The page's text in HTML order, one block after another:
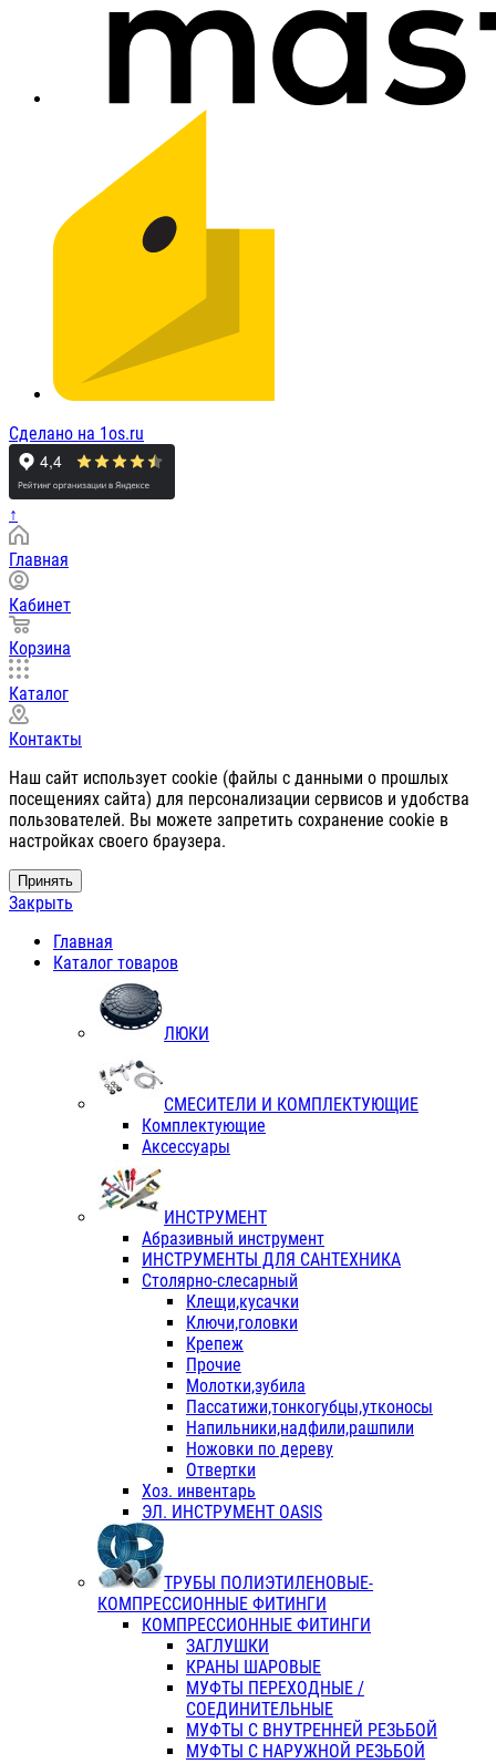
Сделано на 1os.ru
↑
Главная
Кабинет
Корзина
Каталог
Контакты
Наш сайт использует cookie (файлы с данными о прошлых
посещениях сайта) для персонализации сервисов и удобства
пользователей. Вы можете запретить сохранение cookie в
настройках своего браузера.
Принять
Закрыть
Главная
Каталог товаров
ЛЮКИ
СМЕСИТЕЛИ И КОМПЛЕКТУЮЩИЕ
Комплектующие
Аксессуары
ИНСТРУМЕНТ
Абразивный инструмент
ИНСТРУМЕНТЫ ДЛЯ САНТЕХНИКА
Столярно-слесарный
Клещи,кусачки
Ключи,головки
Крепеж
Прочие
Молотки,зубила
Пассатижи,тонкогубцы,утконосы
Напильники,надфили,рашпили
Ножовки по дереву
Отвертки
Хоз. инвентарь
ЭЛ. ИНСТРУМЕНТ OASIS
ТРУБЫ ПОЛИЭТИЛЕНОВЫЕ-
КОМПРЕССИОННЫЕ ФИТИНГИ
КОМПРЕССИОННЫЕ ФИТИНГИ
ЗАГЛУШКИ
КРАНЫ ШАРОВЫЕ
МУФТЫ ПЕРЕХОДНЫЕ /
СОЕДИНИТЕЛЬНЫЕ
МУФТЫ С ВНУТРЕННЕЙ РЕЗЬБОЙ
МУФТЫ С НАРУЖНОЙ РЕЗЬБОЙ